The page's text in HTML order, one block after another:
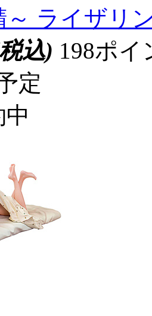
～ ライザリ
込) 198ポ
定